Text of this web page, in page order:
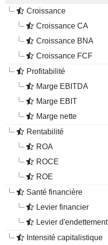
Croissance
Croissance CA
Croissance BNA
Croissance FCF
Profitabilité
Marge EBITDA
Marge EBIT
Marge nette
Rentabilité
ROA
ROCE
ROE
Santé financière
Levier financier
Levier d'endettement
Intensité capitalistique